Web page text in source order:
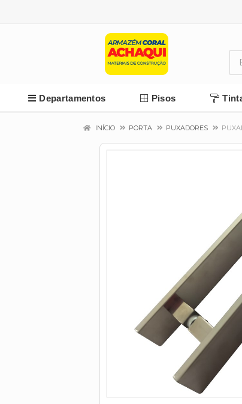
Departamentos Pisos
INÍCIO PORTA PUXADORES